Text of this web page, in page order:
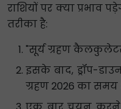
राशियों पर क्या
तरीका है:
"सूर्य ग्रहण
इसके बाद, ड्रॉप-
ग्रहण 2026 का समय